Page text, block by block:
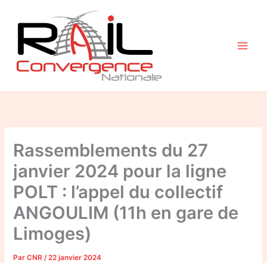
contenu
Rassemblements du 27
janvier 2024 pour la ligne
POLT : l’appel du collectif
ANGOULIM (11h en gare de
Limoges)
ParCNR/22 janvier 2024